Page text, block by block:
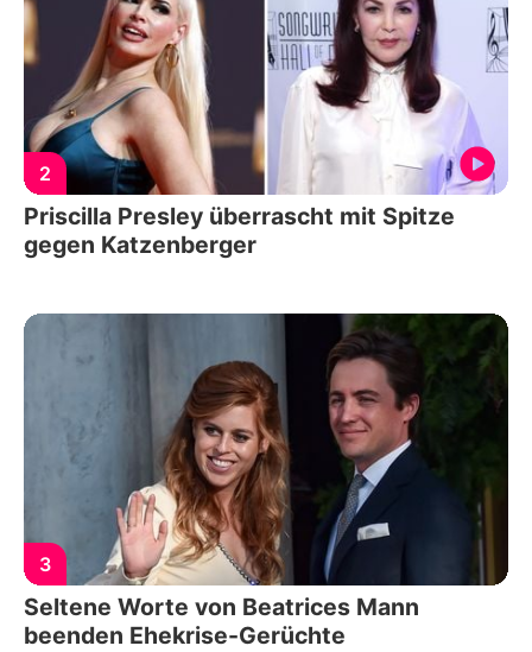
2
Priscilla Presley überrascht mit Spitze
gegen Katzenberger
3
Seltene Worte von Beatrices Mann
beenden Ehekrise-Gerüchte